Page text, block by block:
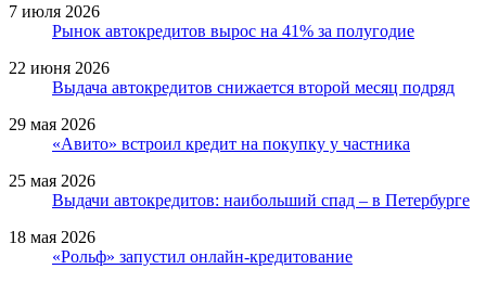
7 июля 2026
Рынок автокредитов вырос на 41% за полугодие
22 июня 2026
Выдача автокредитов снижается второй месяц подряд
29 мая 2026
«Авито» встроил кредит на покупку у частника
25 мая 2026
Выдачи автокредитов: наибольший спад – в Петербурге
18 мая 2026
«Рольф» запустил онлайн-кредитование